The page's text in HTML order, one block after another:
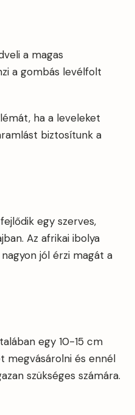
a magas
a gombás levélfolt
ha a leveleket
biztosítunk a
egy szerves,
Az afrikai ibolya
jól érzi magát a
egy 10-15 cm
megvásárolni és ennél
szükséges számára.